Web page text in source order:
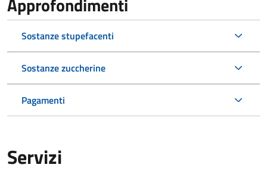
Sostanze stupefacenti
Sostanze zuccherine
Pagamenti
Servizi